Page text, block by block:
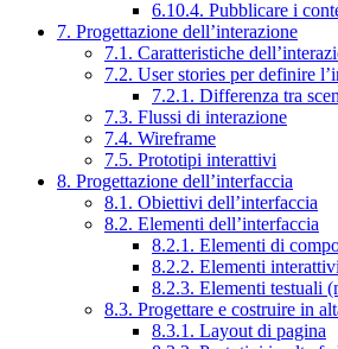
6.10.4. Pubblicare i
7. Progettazione dell’interazione
7.1. Caratteristiche
7.2. User stories per definire
7.2.1. Differenza tra
7.3. Flussi di interazione
7.4. Wireframe
7.5. Prototipi interattivi
8. Progettazione dell’interfaccia
8.1. Obiettivi dell’interfaccia
8.2. Elementi dell’interfaccia
8.2.1. Elementi di
8.2.2. Elementi interattivi
8.2.3. Elementi testuali
8.3. Progettare e costruire in
8.3.1. Layout di pagina